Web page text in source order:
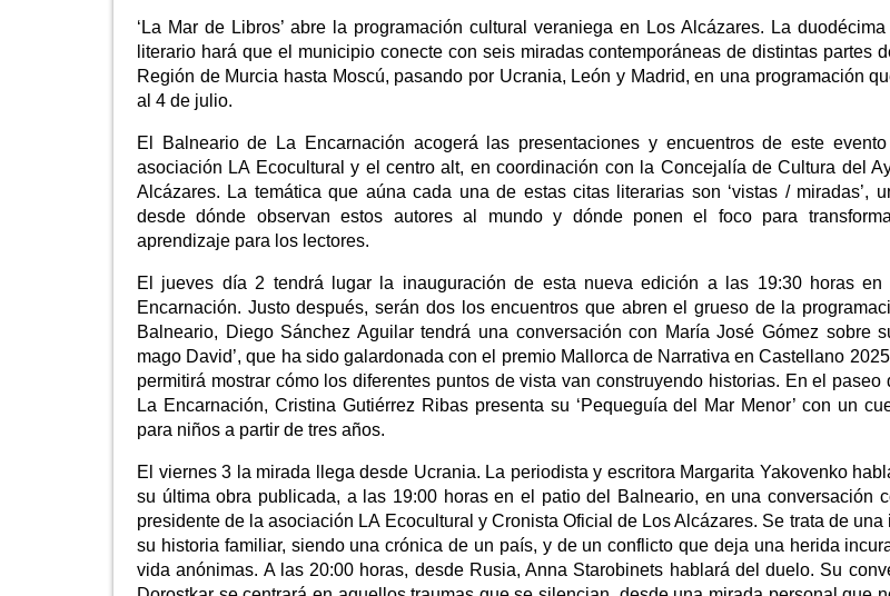
‘La Mar de Libros’ abre la programación cultural veraniega en Los Alcázares. La
literario hará que el municipio conecte con seis miradas contemporáneas de distintas partes
Región de Murcia hasta Moscú, pasando por Ucrania, León y Madrid, en una programación
al 4 de julio.
El Balneario de La Encarnación acogerá las presentaciones y encuentros de este
asociación LA Ecocultural y el centro alt, en coordinación con la Concejalía de Cultura del
Alcázares. La temática que aúna cada una de estas citas literarias son ‘vistas / miradas’,
desde dónde observan estos autores al mundo y dónde ponen el foco para
aprendizaje para los lectores.
El jueves día 2 tendrá lugar la inauguración de esta nueva edición a las 19:30 horas
Encarnación. Justo después, serán dos los encuentros que abren el grueso de la
Balneario, Diego Sánchez Aguilar tendrá una conversación con María José Gómez sobre
mago David’, que ha sido galardonada con el premio Mallorca de Narrativa en Castellano
permitirá mostrar cómo los diferentes puntos de vista van construyendo historias. En el paseo
La Encarnación, Cristina Gutiérrez Ribas presenta su ‘Pequeguía del Mar Menor’ con un
para niños a partir de tres años.
El viernes 3 la mirada llega desde Ucrania. La periodista y escritora Margarita Yakovenko
su última obra publicada, a las 19:00 horas en el patio del Balneario, en una conversación
presidente de la asociación LA Ecocultural y Cronista Oficial de Los Alcázares. Se trata de
su historia familiar, siendo una crónica de un país, y de un conflicto que deja una herida
vida anónimas. A las 20:00 horas, desde Rusia, Anna Starobinets hablará del duelo. Su